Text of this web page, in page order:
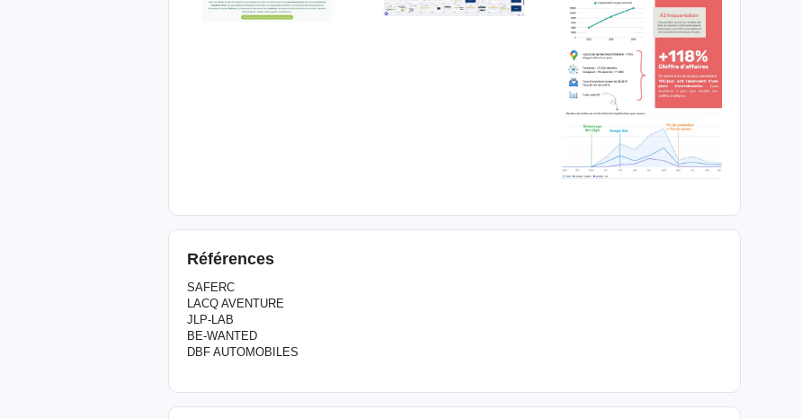
Références
SAFERC
LACQ AVENTURE
JLP-LAB
BE-WANTED
DBF AUTOMOBILES